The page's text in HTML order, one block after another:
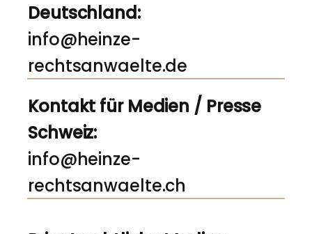
Deutschland:
info@heinze-
rechtsanwaelte.de
Kontakt für Medien / Presse
Schweiz:
info@heinze-
rechtsanwaelte.ch